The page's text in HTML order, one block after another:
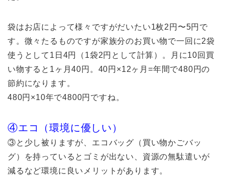
袋はお店によって様々ですがだいたい1枚2円〜5円で
す。微々たるものですが家族分のお買い物で一回に2袋
使うとして1日4円（1袋2円として計算）。月に10回買
い物すると1ヶ月40円。40円×12ヶ月=年間で480円の
節約になります。
480円×10年で4800円ですね。
④エコ（環境に優しい）
③と少し被りますが、エコバッグ（買い物かごバッ
グ）を持っているとゴミが出ない、資源の無駄遣いが
減るなど環境に良いメリットがあります。